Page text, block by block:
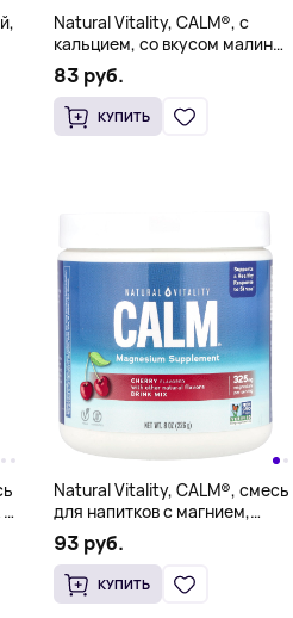
Natural Vitality, CALM®, с
кальцием, со вкусом малины
и лимона, 226 г (8 унций)
83 руб.
КУПИТЬ
с
Natural Vitality, CALM®, смесь
для напитков с магнием,
вишня, 226 г (8 унций)
93 руб.
КУПИТЬ